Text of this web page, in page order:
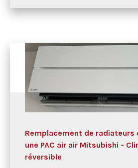
Remplacement de radiateurs
une PAC air air Mitsubishi -
réversible